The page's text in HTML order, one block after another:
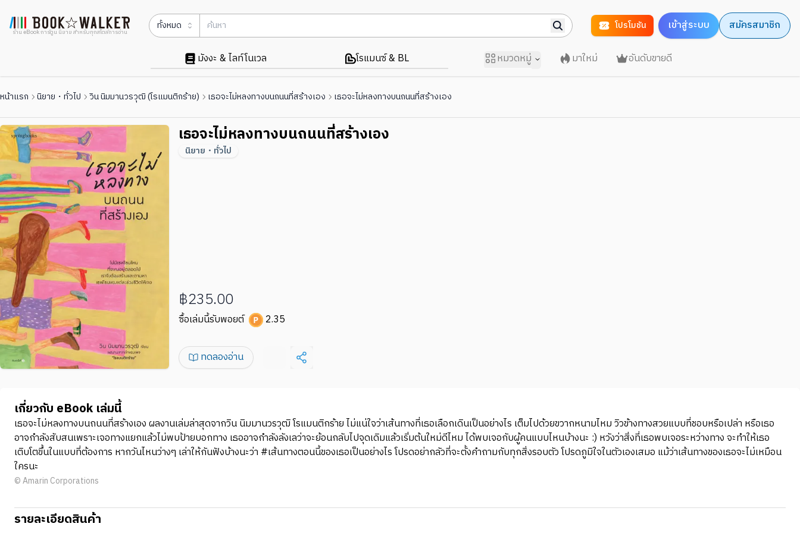
ร้าน eBook การ์ตูน นิยาย สำหรับทุกสไตล์การอ่าน
ทั้งหมด โปรโมชัน เข้าสู่ระบบ สมัครสมาชิก
มังงะ & ไลท์โนเวล โรแมนซ์ & BL หมวดหมู่ มาใหม่ อันดับขายดี
หน้าแรก นิยาย・ทั่วไป วิน นิมมานวรวุฒิ (โรแมนติกร้าย) เธอจะไม่หลงทางบนถนนที่สร้างเอง เธอจะไม่หลงทางบนถนนที่สร้างเอง
เธอจะไม่หลงทางบนถนนที่สร้างเอง
นิยาย・ทั่วไป
฿235.00
ซื้อเล่มนี้รับพอยต์ 2.35
ทดลองอ่าน
เกี่ยวกับ eBook เล่มนี้
เธอจะไม่หลงทางบนถนนที่สร้างเอง ผลงานเล่มล่าสุดจากวิน นิมมานวรวุฒิ โรแมนติกร้าย ไม่แน่ใจว่าเส้นทางที่เธอเลือกเดินเป็นอย่างไร เต็มไปด้วยขวากหนามไหม วิวข้างทางสวยแบบที่ชอบหรือเปล่า หรือเธอ
อาจกำลังสับสนเพราะเจอทางแยกแล้วไม่พบป้ายบอกทาง เธออาจกำลังลังเลว่าจะย้อนกลับไปจุดเดิมแล้วเริ่มต้นใหม่ดีไหม ได้พบเจอกับผู้คนแบบไหนบ้างนะ :) หวังว่าสิ่งที่เธอพบเจอระหว่างทาง จะทำให้เธอ
เติบโตขึ้นในแบบที่ต้องการ หากวันไหนว่างๆ เล่าให้กันฟังบ้างนะว่า #เส้นทางตอนนี้ของเธอเป็นอย่างไร โปรดอย่ากลัวที่จะตั้งคำถามกับทุกสิ่งรอบตัว โปรดภูมิใจในตัวเองเสมอ แม้ว่าเส้นทางของเธอจะไม่เหมือน
ใครนะ
© Amarin Corporations
รายละเอียดสินค้า